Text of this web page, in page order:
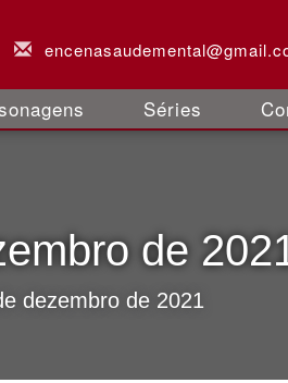
Séries
de
dezembro de 2021